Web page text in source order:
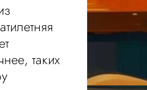
таких